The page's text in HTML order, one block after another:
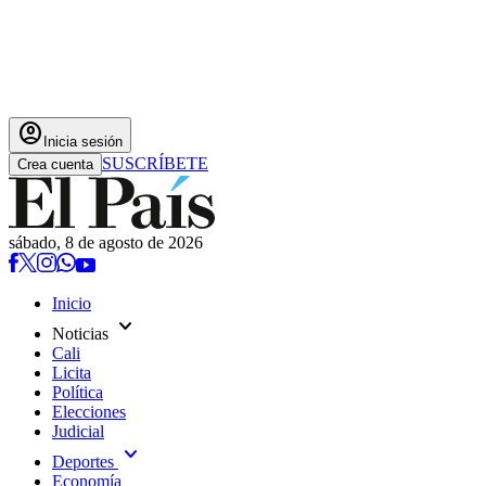
account_circle Inicia sesión
Crea cuenta SUSCRÍBETE
sábado, 8 de agosto de 2026
Inicio
Noticias expand_more
Cali
Licita
Política
Elecciones
Judicial
Deportes expand_more
Economía